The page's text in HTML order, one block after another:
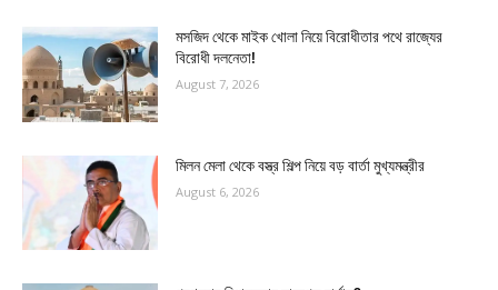
মসজিদ থেকে মাইক খোলা নিয়ে বিরোধীতার পথে রাজ্যের
বিরোধী দলনেতা!
August 7, 2026
মিলন মেলা থেকে বস্ত্র শিল্প নিয়ে বড় বার্তা মুখ্যমন্ত্রীর
August 6, 2026